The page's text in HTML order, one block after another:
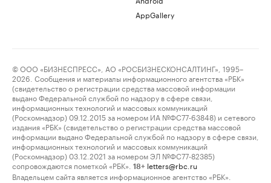
AppGallery
© ООО «БИЗНЕСПРЕСС», АО «РОСБИЗНЕСКОНСАЛТИНГ», 1995–
2026. Сообщения и материалы информационного агентства «РБК»
(свидетельство о регистрации средства массовой информации
выдано Федеральной службой по надзору в сфере связи,
информационных технологий и массовых коммуникаций
(Роскомнадзор) 09.12.2015 за номером ИА №ФС77-63848) и сетевого
издания «РБК» (свидетельство о регистрации средства массовой
информации выдано Федеральной службой по надзору в сфере связи,
информационных технологий и массовых коммуникаций
(Роскомнадзор) 03.12.2021 за номером ЭЛ №ФС77-82385)
сопровождаются пометкой «РБК».
18+ letters@rbc.ru
Владельцем сайта является информационное агентство «РБК».